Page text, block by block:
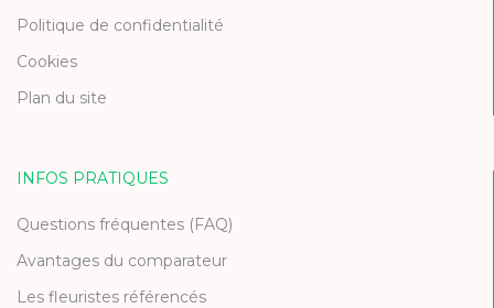
Politique de confidentialité
Cookies
Plan du site
INFOS PRATIQUES
Questions fréquentes (FAQ)
Avantages du comparateur
Les fleuristes référencés